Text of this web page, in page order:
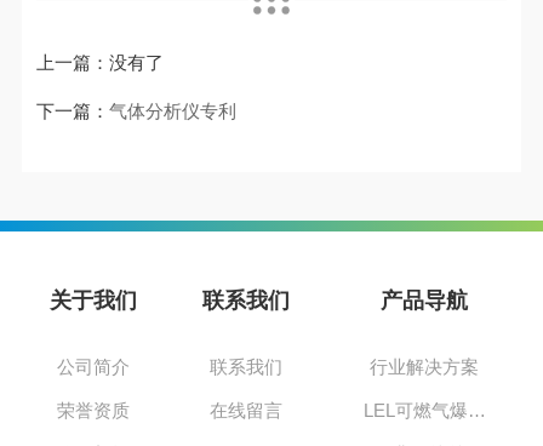
上一篇：没有了
下一篇：气体分析仪专利
关于我们
公司简介
荣誉资质
联系我们
联系我们
在线留言
产品导航
行业解决方案
LEL可燃气爆炸下限分析仪